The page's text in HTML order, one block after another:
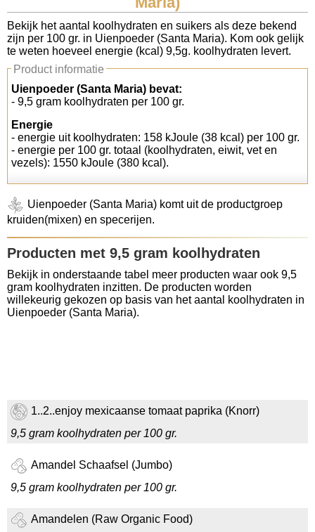
Koolhydraten tellen
Links
Bekijk het aantal koolhydraten en suikers als deze bekend
zijn per 100 gr. in Uienpoeder (Santa Maria). Kom ook gelijk
te weten hoeveel energie (kcal) 9,5g. koolhydraten levert.
Product informatie
Uienpoeder (Santa Maria) bevat:
- 9,5 gram koolhydraten per 100 gr.
Energie
- energie uit koolhydraten: 158 kJoule (38 kcal) per 100 gr.
- energie per 100 gr. totaal (koolhydraten, eiwit, vet en
vezels): 1550 kJoule (380 kcal).
Uienpoeder (Santa Maria) komt uit de productgroep
kruiden(mixen) en specerijen.
Producten met 9,5 gram koolhydraten
Bekijk in onderstaande tabel meer producten waar ook 9,5
gram koolhydraten inzitten. De producten worden
willekeurig gekozen op basis van het aantal koolhydraten in
Uienpoeder (Santa Maria).
1..2..enjoy mexicaanse tomaat paprika (Knorr)
9,5 gram koolhydraten per 100 gr.
Amandel Schaafsel (Jumbo)
9,5 gram koolhydraten per 100 gr.
Amandelen (Raw Organic Food)